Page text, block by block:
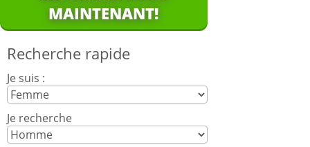
MAINTENANT!
Recherche rapide
Je suis :
Je recherche